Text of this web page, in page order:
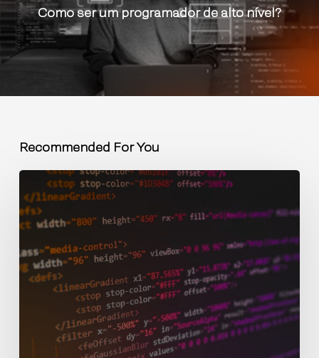
Como ser um programador de alto nível?
Recommended For You